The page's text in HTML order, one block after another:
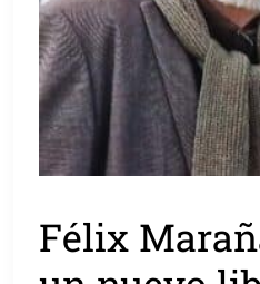
Félix